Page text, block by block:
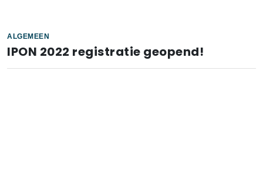
ALGEMEEN
IPON 2022 registratie geopend!